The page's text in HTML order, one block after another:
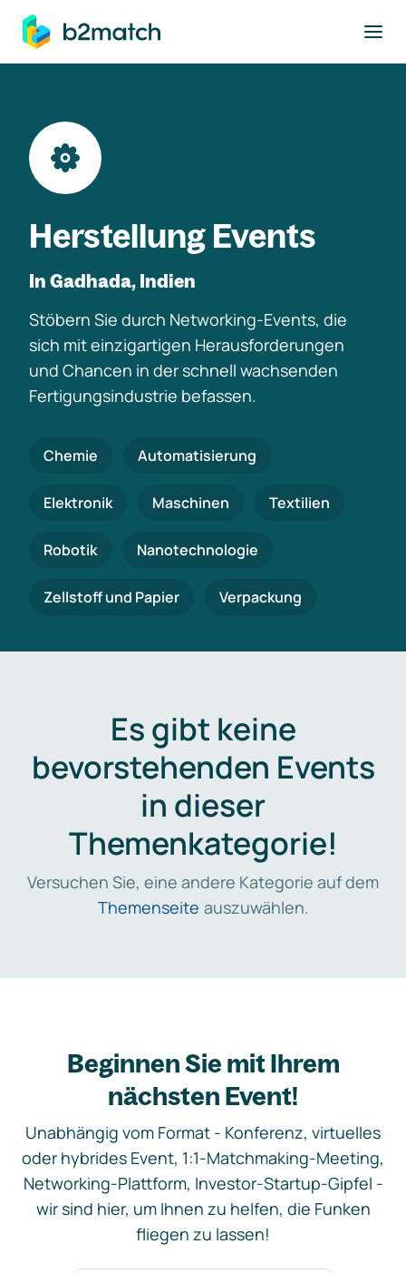
springen
Herstellung Events
In Gadhada, Indien
Stöbern Sie durch Networking-Events, die
sich mit einzigartigen Herausforderungen
und Chancen in der schnell wachsenden
Fertigungsindustrie befassen.
Chemie Automatisierung
Elektronik Maschinen Textilien
Robotik Nanotechnologie
Zellstoff und Papier Verpackung
Es gibt keine
bevorstehenden Events
in dieser
Themenkategorie!
Versuchen Sie, eine andere Kategorie auf dem
Themenseite auszuwählen.
Beginnen Sie mit Ihrem
nächsten Event!
Unabhängig vom Format - Konferenz, virtuelles
oder hybrides Event, 1:1-Matchmaking-Meeting,
Networking-Plattform, Investor-Startup-Gipfel -
wir sind hier, um Ihnen zu helfen, die Funken
fliegen zu lassen!